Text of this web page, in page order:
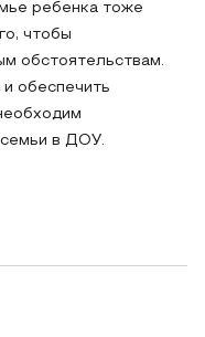
ребенка тоже
чтобы
обстоятельствам.
обеспечить
в ДОУ.